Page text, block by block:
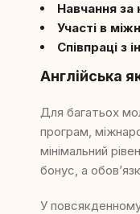
Навчання
Участі в
Співпраці з
Англійська
Для багатьох
програм,
мінімальний
бонус, а
У